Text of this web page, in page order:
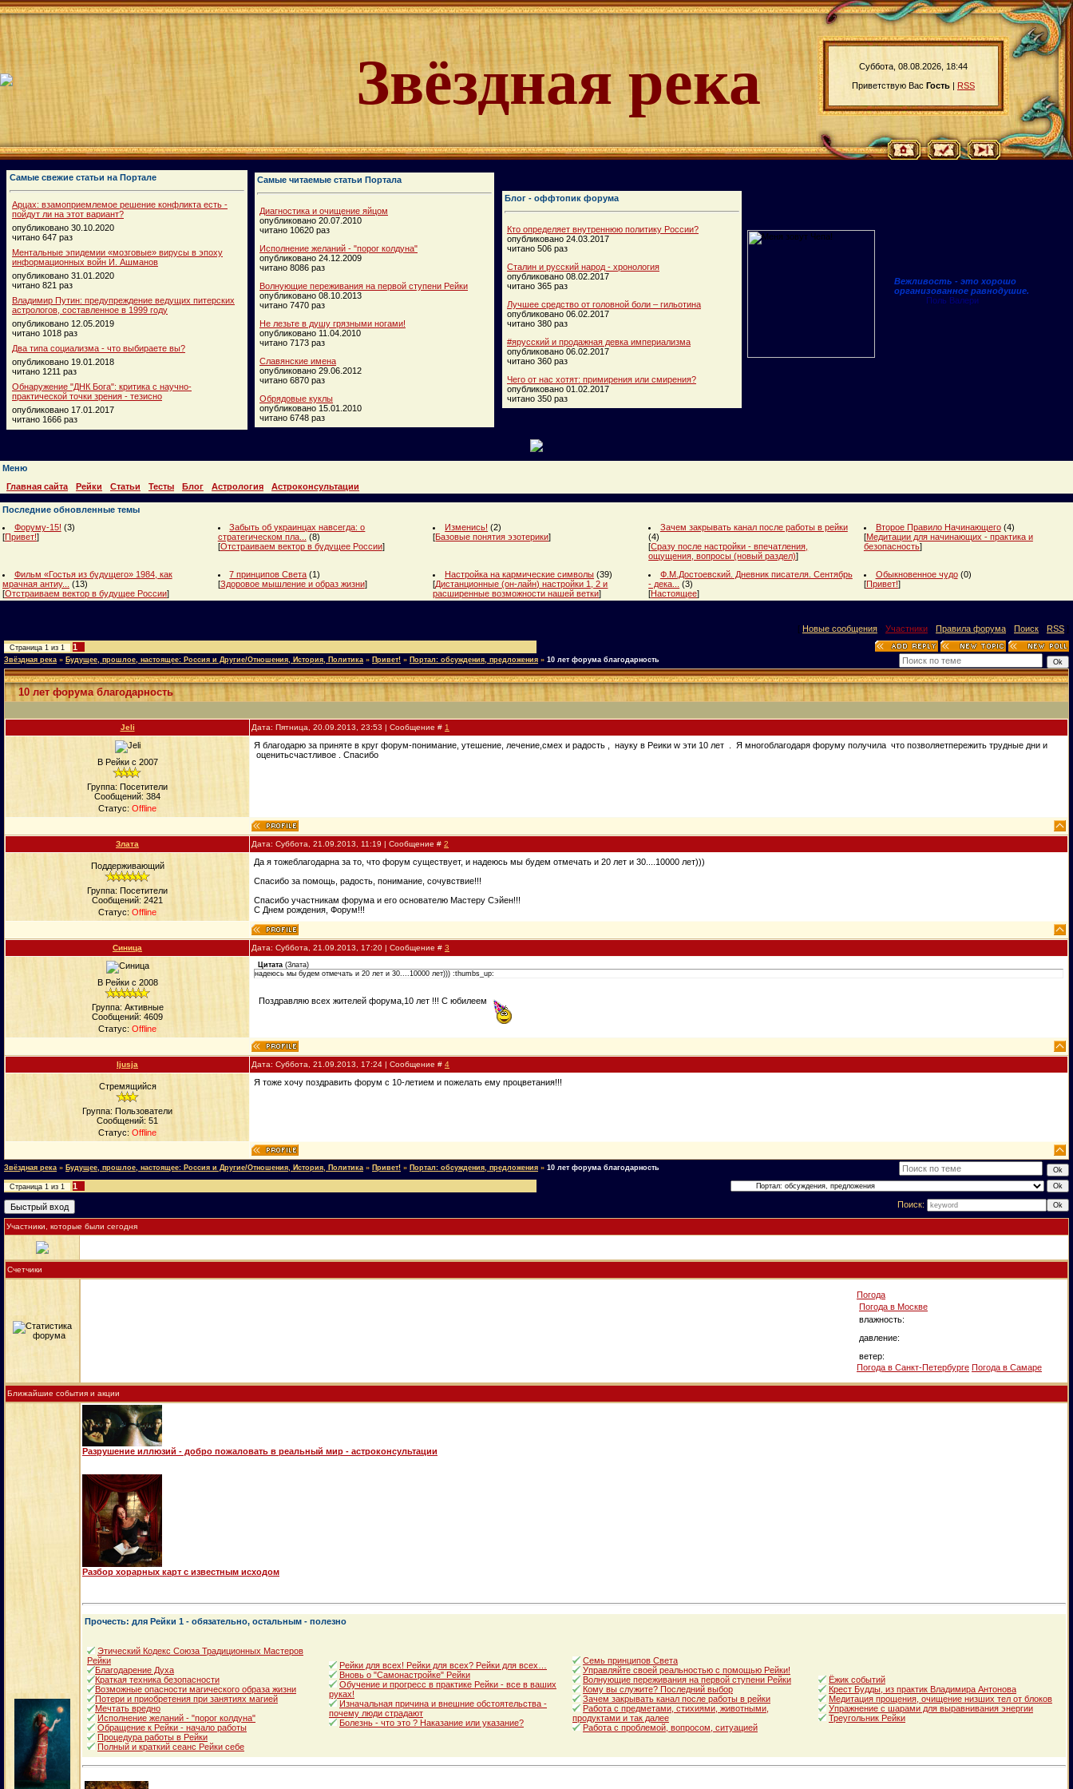
Суббота, 08.08.2026, 18:44
Приветствую Вас Гость | RSS
Звёздная река
Самые свежие статьи на Портале
Арцах: взамоприемлемое решение конфликта есть -
пойдут ли на этот вариант?
опубликовано 30.10.2020
читано 647 раз
Ментальные эпидемии «мозговые» вирусы в эпоху
информационных войн И. Ашманов
опубликовано 31.01.2020
читано 821 раз
Владимир Путин: предупреждение ведущих питерских
астрологов, составленное в 1999 году
опубликовано 12.05.2019
читано 1018 раз
Два типа социализма - что выбираете вы?
опубликовано 19.01.2018
читано 1211 раз
Обнаружение "ДНК Бога": критика с научно-
практической точки зрения - тезисно
опубликовано 17.01.2017
читано 1666 раз
Самые читаемые статьи Портала
Диагностика и очищение яйцом
опубликовано 20.07.2010
читано 10620 раз
Исполнение желаний - "порог колдуна"
опубликовано 24.12.2009
читано 8086 раз
Волнующие переживания на первой ступени Рейки
опубликовано 08.10.2013
читано 7470 раз
Не лезьте в душу грязными ногами!
опубликовано 11.04.2010
читано 7173 раз
Славянские имена
опубликовано 29.06.2012
читано 6870 раз
Обрядовые куклы
опубликовано 15.01.2010
читано 6748 раз
Блог - оффтопик форума
Кто определяет внутреннюю политику России?
опубликовано 24.03.2017
читано 506 раз
Сталин и русский народ - хронология
опубликовано 08.02.2017
читано 365 раз
Лучшее средство от головной боли – гильотина
опубликовано 06.02.2017
читано 380 раз
#ярусский и продажная девка империализма
опубликовано 06.02.2017
читано 360 раз
Чего от нас хотят: примирения или смирения?
опубликовано 01.02.2017
читано 350 раз
Вежливость - это хорошо
организованное равнодушие.
Поль Валери
Меню
Главная сайта
Рейки Статьи Тесты Блог Астрология Астроконсультации
Последние обновленные темы
Форуму-15! (3)
[Привет!]
Забыть об украинцах навсегда: о
стратегическом пла...
(8)
[Отстраиваем вектор в будущее России]
Изменись! (2)
[Базовые понятия эзотерики]
Зачем закрывать канал после работы в рейки
(4)
[Сразу после настройки - впечатления,
ощущения, вопросы (новый раздел)]
Второе Правило Начинающего (4)
[Медитации для начинающих - практика и
безопасность]
Фильм «Гостья из будущего» 1984, как
мрачная антиу...
(13)
[Отстраиваем вектор в будущее России]
7 принципов Света (1)
[Здоровое мышление и образ жизни]
Настройка на кармические символы (39)
[Дистанционные (он-лайн) настройки 1, 2 и
расширенные возможности нашей ветки]
Ф.М.Достоевский. Дневник писателя. Сентябрь
- дека...
(3)
[Настоящее]
Обыкновенное чудо (0)
[Привет!]
[ Новые сообщения · Участники · Правила форума · Поиск · RSS ]
Страница 1 из 1 1
Звёздная река » Будущее, прошлое, настоящее: Россия и Другие/Отношения, История, Политика » Привет! » Портал: обсуждения, предложения » 10 лет форума благодарность
10 лет форума благодарность
Jeli Дата: Пятница, 20.09.2013, 23:53 | Сообщение # 1
В Рейки с 2007
Группа: Посетители
Сообщений: 384
Статус: Offline
Я благодарю за принятe в круг форум-понимание, утешение, лечение,смех и радость , науку в Рeики w эти 10 лет . Я многоблагодаря форуму получила что позволяетпережить трудные дни и
оценитьсчастливое . Спасибо
Злата Дата: Суббота, 21.09.2013, 11:19 | Сообщение # 2
Поддерживающий
Группа: Посетители
Сообщений: 2421
Статус: Offline
Да я тожеблагодарна за то, что форум существует, и надеюсь мы будем отмечать и 20 лет и 30....10000 лет)))
Спасибо за помощь, радость, понимание, сочувствие!!!
Спасибо участникам форума и его основателю Мастеру Сэйен!!!
С Днем рождения, Форум!!!
Синица Дата: Суббота, 21.09.2013, 17:20 | Сообщение # 3
В Рейки с 2008
Группа: Активные
Сообщений: 4609
Статус: Offline
Цитата (Злата)
надеюсь мы будем отмечать и 20 лет и 30....10000 лет))) :thumbs_up:
Поздравляю всех жителей форума,10 лет !!! С юбилеем
ljusja Дата: Суббота, 21.09.2013, 17:24 | Сообщение # 4
Стремящийся
Группа: Пользователи
Сообщений: 51
Статус: Offline
Я тоже хочу поздравить форум с 10-летием и пожелать ему процветания!!!
Звёздная река » Будущее, прошлое, настоящее: Россия и Другие/Отношения, История, Политика » Привет! » Портал: обсуждения, предложения » 10 лет форума благодарность
Страница 1 из 1
1
Поиск:
Участники, которые были сегодня
Счетчики
Погода
Погода в Москве
влажность:
давление:
ветер:
Погода в Санкт-Петербурге Погода в Самаре
Ближайшие события и акции
Разрушение иллюзий - добро пожаловать в реальный мир - астроконсультации
Разбор хорарных карт с известным исходом
Прочесть: для Рейки 1 - обязательно, остальным - полезно
Этический Кодекс Союза Традиционных Мастеров
Рейки
Благодарение Духа
Краткая техника безопасности
Возможные опасности магического образа жизни
Потери и приобретения при занятиях магией
Мечтать вредно
Исполнение желаний - "порог колдуна"
Обращение к Рейки - начало работы
Процедура работы в Рейки
Полный и краткий сеанс Рейки себе
Рейки для всех! Рейки для всех? Рейки для всех…
Вновь о "Самонастройке" Рейки
Обучение и прогресс в практике Рейки - все в ваших
руках!
Изначальная причина и внешние обстоятельства -
почему люди страдают
Болезнь - что это ? Наказание или указание?
Семь принципов Света
Управляйте своей реальностью с помощью Рейки!
Волнующие переживания на первой ступени Рейки
Кому вы служите? Последний выбор
Зачем закрывать канал после работы в рейки
Работа с предметами, стихиями, животными,
продуктами и так далее
Работа с проблемой, вопросом, ситуацией
Ёжик событий
Крест Будды, из практик Владимира Антонова
Медитация прощения, очищение низших тел от блоков
Упражнение с шарами для выравнивания энергии
Треугольник Рейки